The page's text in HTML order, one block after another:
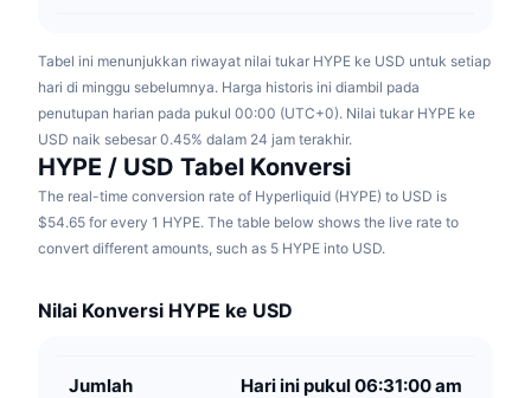
Tabel ini menunjukkan riwayat nilai tukar HYPE ke USD untuk setiap
hari di minggu sebelumnya. Harga historis ini diambil pada
penutupan harian pada pukul 00:00 (UTC+0). Nilai tukar HYPE ke
USD naik sebesar 0.45% dalam 24 jam terakhir.
HYPE / USD Tabel Konversi
The real-time conversion rate of Hyperliquid (HYPE) to USD is
$54.65 for every 1 HYPE. The table below shows the live rate to
convert different amounts, such as 5 HYPE into USD.
Nilai Konversi HYPE ke USD
Jumlah Hari ini pukul 06:31:00 am